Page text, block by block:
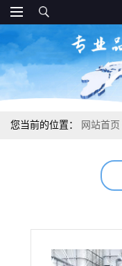
您当前的位置： 网站首页